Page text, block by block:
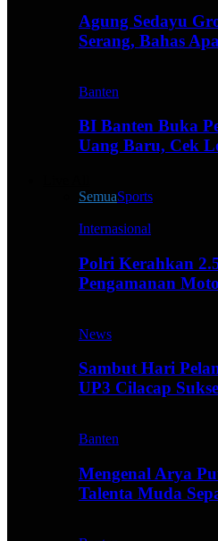
Agung Sedayu
Serang, Bahas
Banten
BI Banten Buka
Uang Baru, Cek
SemuaSports
Internasional
Polri Kerahkan
Pengamanan
News
Sambut Hari
UP3 Cilacap
Banten
Mengenal Arya
Talenta Muda